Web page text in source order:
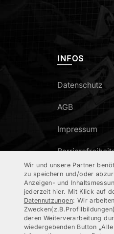
INFOS
Datenschutz
AGB
Impressum
Wir und unsere Partner
zu speichern und/oder
Anzeigen- und
jederzeit hier. Mit Klick auf
Datennutzungen: Wir
deren Weiterverarbeitung
wiedergebenden Button